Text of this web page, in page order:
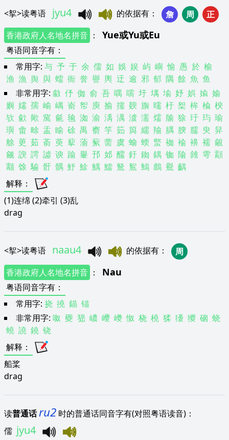
<挐>读粤语 jyu4 的依据有 ： 詹 周
正
香港政府人名地名拼音 ： Yue或Yu或Eu
粤语同音字有 ：
常用字: 与 予 于 余 儒 如 娛 娱 屿 嶼 愉 愚 於 榆
渔 漁 舆 與 蠕 衙 誉 譽 輿 迂 逾 邪 郁 隅 餘 魚 鱼
非常用字: 䱷 伃 侞 俞 吾 喁 嚅 圩 堣 堬 妤 娯 婾 媮
嬩 嬬 孺 崳 嵎 嵛 帤 庾 揄 擩 斔 旟 曘 杅 桇 桙 楡 楰
欤 歈 歟 歶 毹 毺 洳 渝 渪 湡 澞 濡 燸 牏 狳 玗 玙 瑜
璵 畬 畭 盂 睮 硢 禺 窬 竽 筎 籅 繻 羭 腢 腴 臑 臾 舁
艅 茰 茹 萮 萸 蒘 蕍 蕠 薷 虞 蝓 蝡 螸 袽 褕 襣 襦 覦
觎 諛 謣 譃 谀 踰 轝 邘 邚 醹 釪 銣 鍝 铷 隃 雓 雩 顬
颥 馀 騟 骬 髃 魣 鮽 鰅 鱬 鴑 鴽 鷠 鸆 鸒 齵
解释 ：
(1)连绵 (2)牵引 (3)乱
drag
<挐>读粤语 naau4 的依据有 ：
周
香港政府人名地名拼音 ： Nau
粤语同音字有 ：
常用字: 挠 撓 錨 锚
非常用字: 呶 夒 峱 嶩 巎 巙 怓 桡 橈 猱 獶 獿 硇 蛲
蟯 譊 鐃 铙
解释 ：
船桨
drag
读普通话ru2 时的普通话同音字有(对照粤语读音)：
儒 jyu4